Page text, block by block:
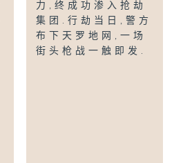
力,终成功渗入抢劫
集团.行劫当日,警方
布下天罗地网,一场
街头枪战一触即发.